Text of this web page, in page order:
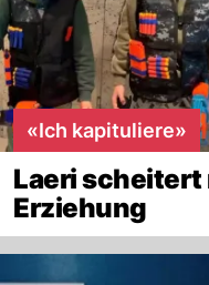
«Ich kapituliere»
Laeri
Erziehung